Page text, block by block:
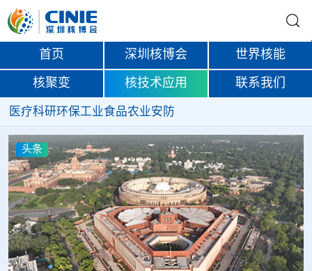
首页 深圳核博会 世界核能
核聚变 核技术应用 联系我们
医疗科研环保工业食品农业安防
头条